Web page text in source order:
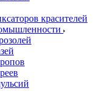
красителей